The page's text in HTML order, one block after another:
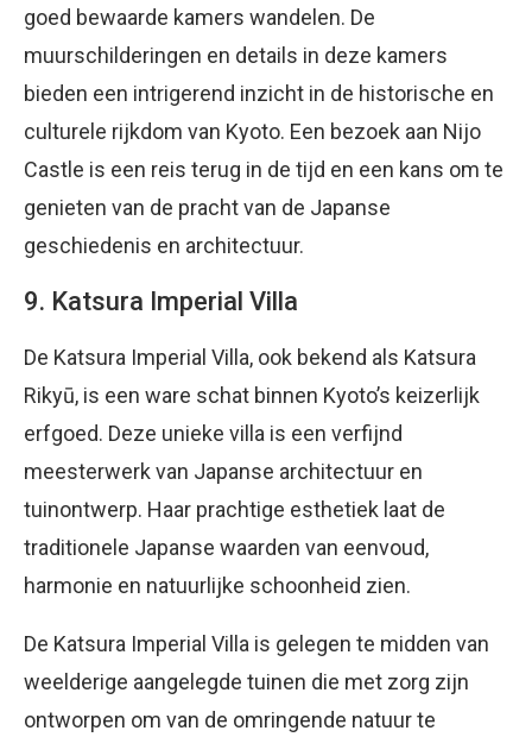
goed bewaarde kamers wandelen. De
muurschilderingen en details in deze kamers
bieden een intrigerend inzicht in de historische en
culturele rijkdom van Kyoto. Een bezoek aan Nijo
Castle is een reis terug in de tijd en een kans om te
genieten van de pracht van de Japanse
geschiedenis en architectuur.
9. Katsura Imperial Villa
De Katsura Imperial Villa, ook bekend als Katsura
Rikyū, is een ware schat binnen Kyoto’s keizerlijk
erfgoed. Deze unieke villa is een verfijnd
meesterwerk van Japanse architectuur en
tuinontwerp. Haar prachtige esthetiek laat de
traditionele Japanse waarden van eenvoud,
harmonie en natuurlijke schoonheid zien.
De Katsura Imperial Villa is gelegen te midden van
weelderige aangelegde tuinen die met zorg zijn
ontworpen om van de omringende natuur te